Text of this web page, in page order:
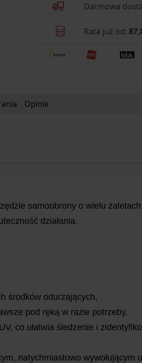
Darmowa
Rata już od:
Opinie
samoobrony o wielu zaletach:
działania.
środków odurzających,
pod ręką w razie potrzeby.
co ułatwia śledzenie i
natychmiastowo wywołującym